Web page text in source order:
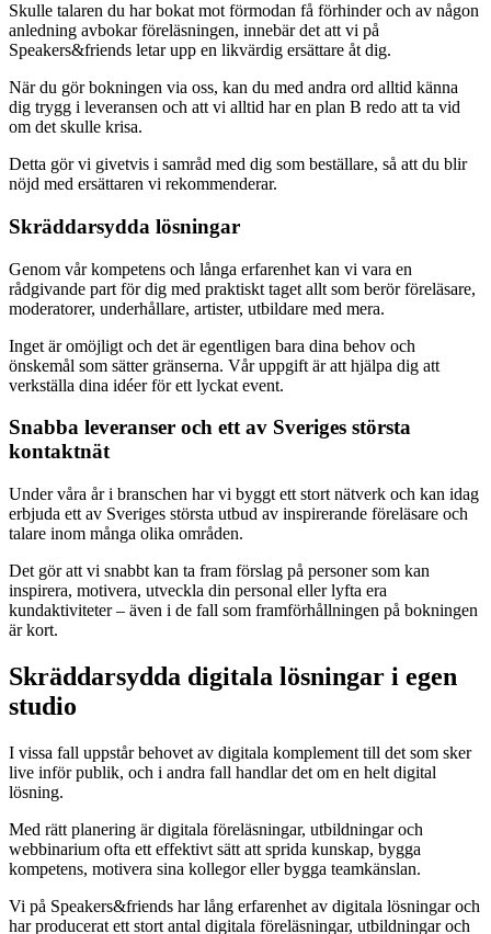
Skulle talaren du har bokat mot förmodan få förhinder och av någon
anledning avbokar föreläsningen, innebär det att vi på
Speakers&friends letar upp en likvärdig ersättare åt dig.
När du gör bokningen via oss, kan du med andra ord alltid känna
dig trygg i leveransen och att vi alltid har en plan B redo att ta vid
om det skulle krisa.
Detta gör vi givetvis i samråd med dig som beställare, så att du blir
nöjd med ersättaren vi rekommenderar.
Skräddarsydda lösningar
Genom vår kompetens och långa erfarenhet kan vi vara en
rådgivande part för dig med praktiskt taget allt som berör föreläsare,
moderatorer, underhållare, artister, utbildare med mera.
Inget är omöjligt och det är egentligen bara dina behov och
önskemål som sätter gränserna. Vår uppgift är att hjälpa dig att
verkställa dina idéer för ett lyckat event.
Snabba leveranser och ett av Sveriges största
kontaktnät
Under våra år i branschen har vi byggt ett stort nätverk och kan idag
erbjuda ett av Sveriges största utbud av inspirerande föreläsare och
talare inom många olika områden.
Det gör att vi snabbt kan ta fram förslag på personer som kan
inspirera, motivera, utveckla din personal eller lyfta era
kundaktiviteter – även i de fall som framförhållningen på bokningen
är kort.
Skräddarsydda digitala lösningar i egen
studio
I vissa fall uppstår behovet av digitala komplement till det som sker
live inför publik, och i andra fall handlar det om en helt digital
lösning.
Med rätt planering är digitala föreläsningar, utbildningar och
webbinarium ofta ett effektivt sätt att sprida kunskap, bygga
kompetens, motivera sina kollegor eller bygga teamkänslan.
Vi på Speakers&friends har lång erfarenhet av digitala lösningar och
har producerat ett stort antal digitala föreläsningar, utbildningar och